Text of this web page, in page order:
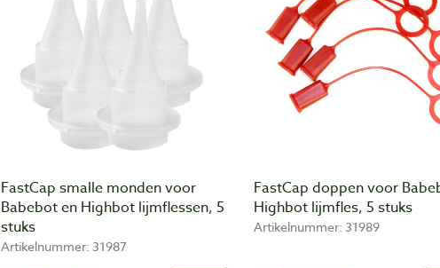
FastCap smalle monden voor
Babebot en Highbot lijmflessen, 5
stuks
Artikelnummer: 31987
FastCap doppen voor
Highbot lijmfles, 5 stuks
Artikelnummer: 31989